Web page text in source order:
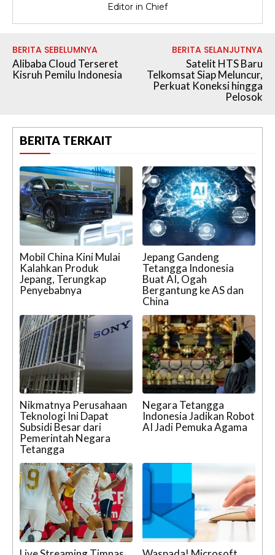
Editor in Chief
BERITA SEBELUMNYA
Alibaba Cloud Terseret
Kisruh Pemilu Indonesia
BERITA SELANJUTNYA
Satelit HTS Baru
Telkomsat Siap Meluncur,
Perkuat Koneksi hingga
Pelosok
BERITA TERKAIT
Mobil China Kini Mulai
Kalahkan Produk
Jepang, Terungkap
Penyebabnya
Jepang Gandeng
Tetangga Indonesia
Buat AI, Ogah
Bergantung ke AS dan
China
Nikmatnya Perusahaan
Teknologi Ini Dapat
Subsidi Besar dari
Pemerintah Negara
Tetangga
Negara Tetangga
Indonesia Jadikan Robot
AI Jadi Pemuka Agama